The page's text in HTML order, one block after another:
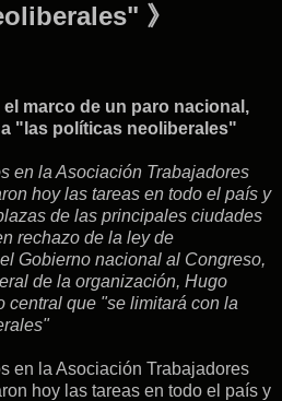
》
el marco de un paro nacional,
"las políticas neoliberales"
en la Asociación Trabajadores
hoy las tareas en todo el país y
de las principales ciudades
rechazo de la ley de
Gobierno nacional al Congreso,
de la organización, Hugo
central que "se limitará con la
en la Asociación Trabajadores
hoy las tareas en todo el país y